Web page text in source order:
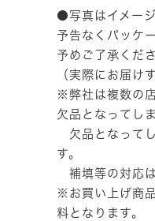
●写真はイメージ
予告なくパッケ
予めご了承くださ
（実際にお届け
※弊社は複数の
欠品となってし
欠品となって
す。
補填等の対応は
※お買い上げ商
料となります。